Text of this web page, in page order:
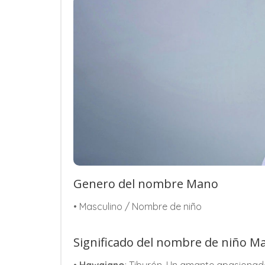
Genero del nombre Mano
• Masculino / Nombre de niño
Significado del nombre de niño